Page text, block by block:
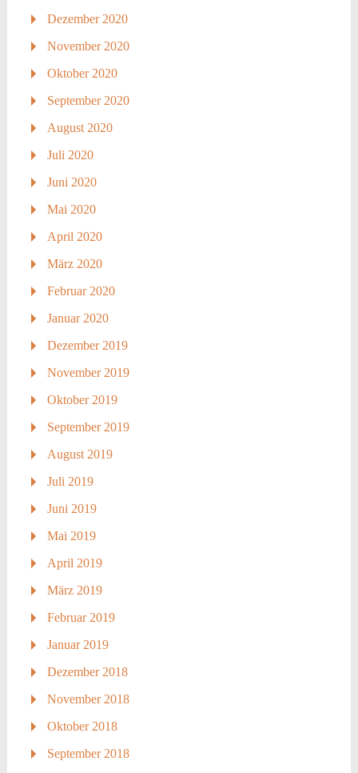
Dezember 2020
November 2020
Oktober 2020
September 2020
August 2020
Juli 2020
Juni 2020
Mai 2020
April 2020
März 2020
Februar 2020
Januar 2020
Dezember 2019
November 2019
Oktober 2019
September 2019
August 2019
Juli 2019
Juni 2019
Mai 2019
April 2019
März 2019
Februar 2019
Januar 2019
Dezember 2018
November 2018
Oktober 2018
September 2018